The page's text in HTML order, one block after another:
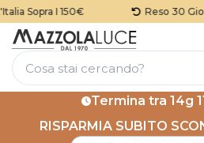
Sopra I 150€ Reso 30 Giorni
Termina tra 14g
RISPARMIA SUBITO